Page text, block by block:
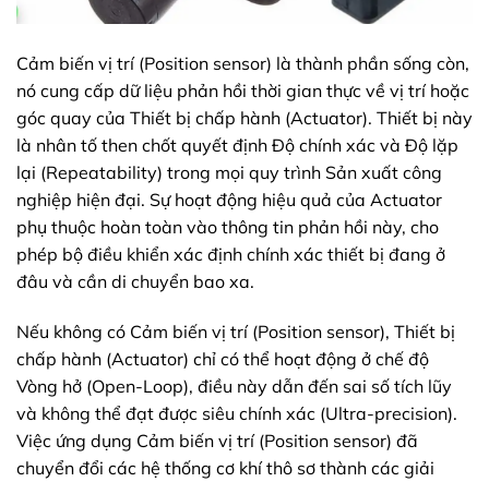
Cảm biến vị trí (Position sensor) là thành phần sống còn,
nó cung cấp dữ liệu phản hồi thời gian thực về vị trí hoặc
góc quay của Thiết bị chấp hành (Actuator). Thiết bị này
là nhân tố then chốt quyết định Độ chính xác và Độ lặp
lại (Repeatability) trong mọi quy trình Sản xuất công
nghiệp hiện đại. Sự hoạt động hiệu quả của Actuator
phụ thuộc hoàn toàn vào thông tin phản hồi này, cho
phép bộ điều khiển xác định chính xác thiết bị đang ở
đâu và cần di chuyển bao xa.
Nếu không có Cảm biến vị trí (Position sensor), Thiết bị
chấp hành (Actuator) chỉ có thể hoạt động ở chế độ
Vòng hở (Open-Loop), điều này dẫn đến sai số tích lũy
và không thể đạt được siêu chính xác (Ultra-precision).
Việc ứng dụng Cảm biến vị trí (Position sensor) đã
chuyển đổi các hệ thống cơ khí thô sơ thành các giải